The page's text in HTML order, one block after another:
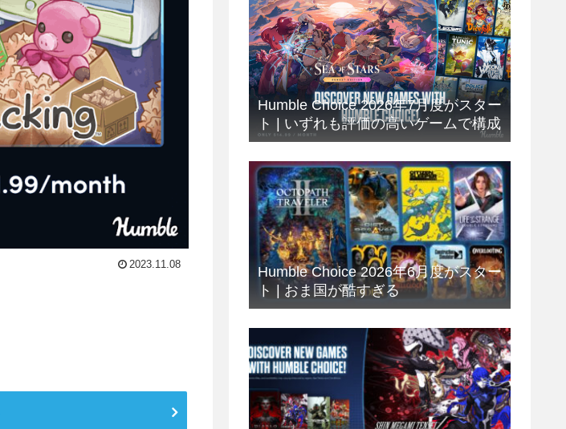
2023.11.08
Humble Choice 2026年7月度がスター
ト | いずれも評価の高いゲームで構成
Humble Choice 2026年6月度がスター
ト | おま国が酷すぎる